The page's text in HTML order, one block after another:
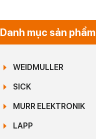
Danh mục sản phẩm
WEIDMULLER
SICK
MURR ELEKTRONIK
LAPP